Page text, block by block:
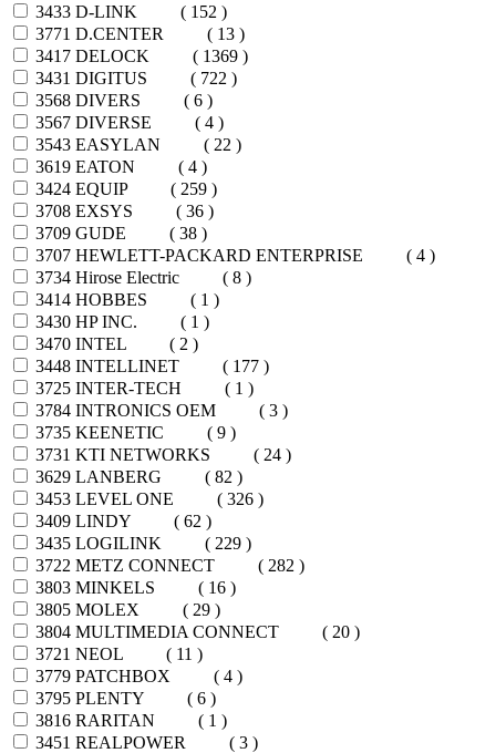
3433 D-LINK
( 152 )
3771 D.CENTER
( 13 )
3417 DELOCK
( 1369 )
3431 DIGITUS
( 722 )
3568 DIVERS
( 6 )
3567 DIVERSE
( 4 )
3543 EASYLAN
( 22 )
3619 EATON
( 4 )
3424 EQUIP
( 259 )
3708 EXSYS
( 36 )
3709 GUDE
( 38 )
3707 HEWLETT-PACKARD ENTERPRISE
( 4 )
3734 Hirose Electric
( 8 )
3414 HOBBES
( 1 )
3430 HP INC.
( 1 )
3470 INTEL
( 2 )
3448 INTELLINET
( 177 )
3725 INTER-TECH
( 1 )
3784 INTRONICS OEM
( 3 )
3735 KEENETIC
( 9 )
3731 KTI NETWORKS
( 24 )
3629 LANBERG
( 82 )
3453 LEVEL ONE
( 326 )
3409 LINDY
( 62 )
3435 LOGILINK
( 229 )
3722 METZ CONNECT
( 282 )
3803 MINKELS
( 16 )
3805 MOLEX
( 29 )
3804 MULTIMEDIA CONNECT
( 20 )
3721 NEOL
( 11 )
3779 PATCHBOX
( 4 )
3795 PLENTY
( 6 )
3816 RARITAN
( 1 )
3451 REALPOWER
( 3 )